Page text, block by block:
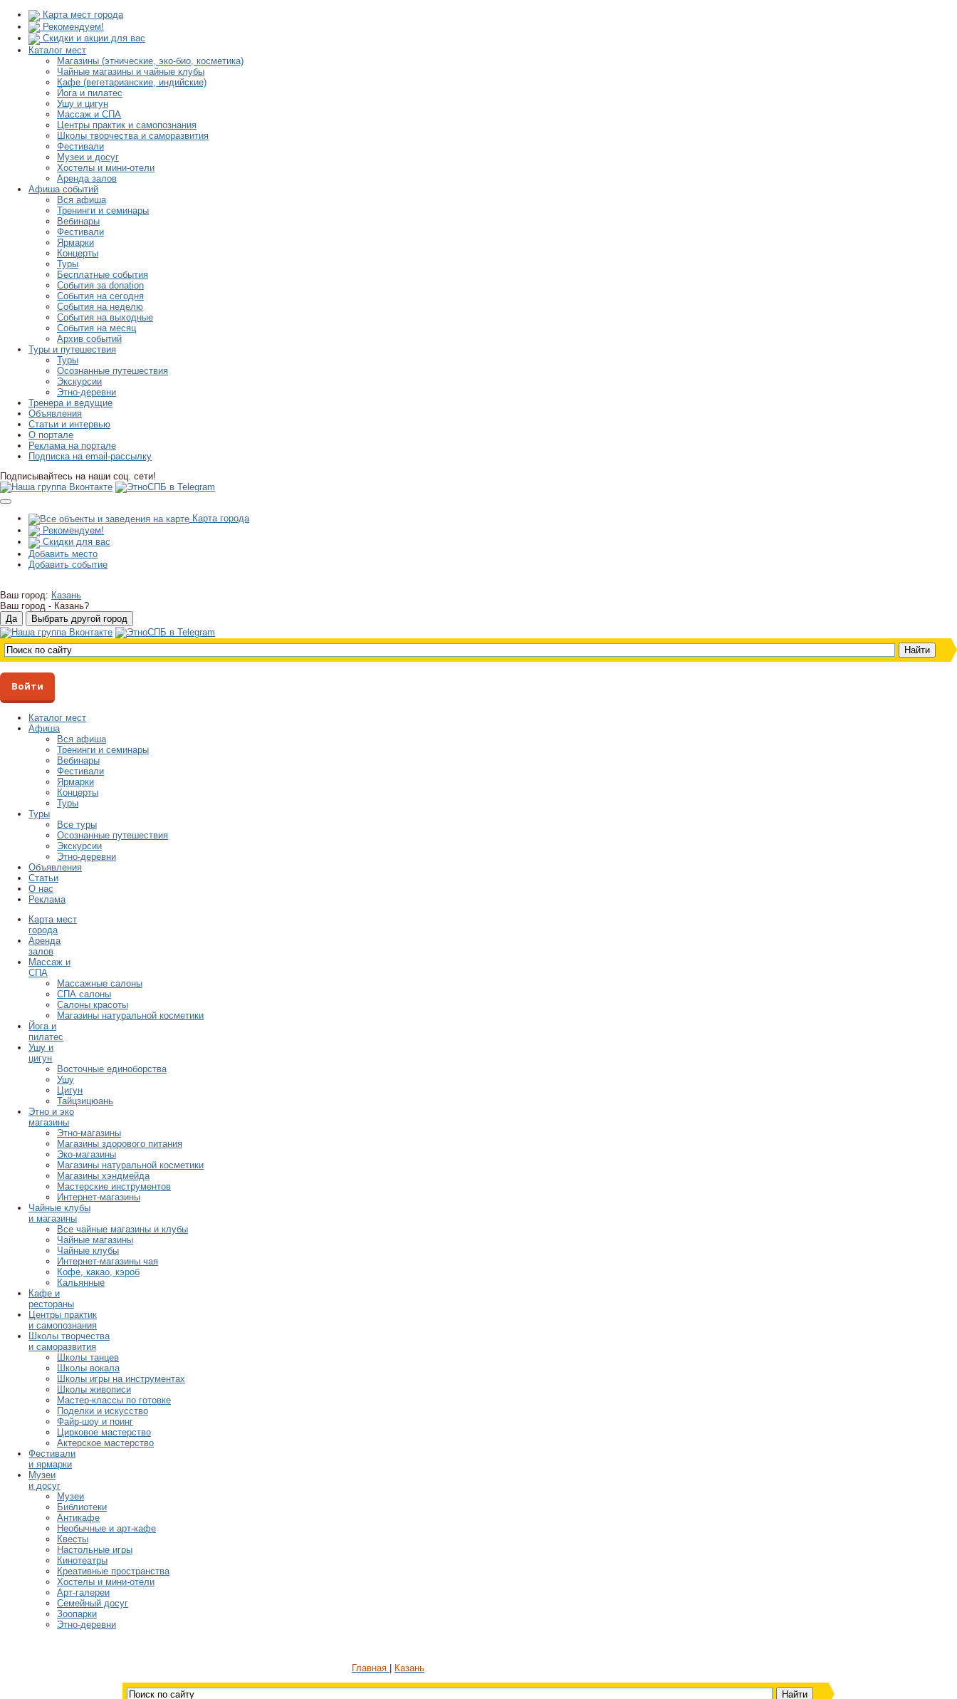
Карта мест города
Рекомендуем!
Скидки и акции для вас
Каталог мест
Магазины (этнические, эко-био, косметика)
Чайные магазины и чайные клубы
Кафе (вегетарианские, индийские)
Йога и пилатес
Ушу и цигун
Массаж и СПА
Центры практик и самопознания
Школы творчества и саморазвития
Фестивали
Музеи и досуг
Хостелы и мини-отели
Аренда залов
Афиша событий
Вся афиша
Тренинги и семинары
Вебинары
Фестивали
Ярмарки
Концерты
Туры
Бесплатные события
События за donation
События на сегодня
События на неделю
События на выходные
События на месяц
Архив событий
Туры и путешествия
Туры
Осознанные путешествия
Экскурсии
Этно-деревни
Тренера и ведущие
Объявления
Статьи и интервью
О портале
Реклама на портале
Подписка на email-рассылку
Подписывайтесь на наши соц. сети!
Карта города
Рекомендуем!
Скидки для вас
Добавить место
Добавить событие
Ваш город: Казань
Ваш город - Казань?
Войти
Каталог мест
Афиша
Вся афиша
Тренинги и семинары
Вебинары
Фестивали
Ярмарки
Концерты
Туры
Туры
Все туры
Осознанные путешествия
Экскурсии
Этно-деревни
Объявления
Статьи
О нас
Реклама
Карта мест
города
Аренда
залов
Массаж и
СПА
Массажные салоны
СПА салоны
Салоны красоты
Магазины натуральной косметики
Йога и
пилатес
Ушу и
цигун
Восточные единоборства
Ушу
Цигун
Тайцзицюань
Этно и эко
магазины
Этно-магазины
Магазины здорового питания
Эко-магазины
Магазины натуральной косметики
Магазины хэндмейда
Мастерские инструментов
Интернет-магазины
Чайные клубы
и магазины
Все чайные магазины и клубы
Чайные магазины
Чайные клубы
Интернет-магазины чая
Кофе, какао, кэроб
Кальянные
Кафе и
рестораны
Центры практик
и самопознания
Школы творчества
и саморазвития
Школы танцев
Школы вокала
Школы игры на инструментах
Школы живописи
Мастер-классы по готовке
Поделки и искусство
Файр-шоу и поинг
Цирковое мастерство
Актерское мастерство
Фестивали
и ярмарки
Музеи
и досуг
Музеи
Библиотеки
Антикафе
Необычные и арт-кафе
Квесты
Настольные игры
Кинотеатры
Креативные пространства
Хостелы и мини-отели
Арт-галереи
Семейный досуг
Зоопарки
Этно-деревни
Главная Казань